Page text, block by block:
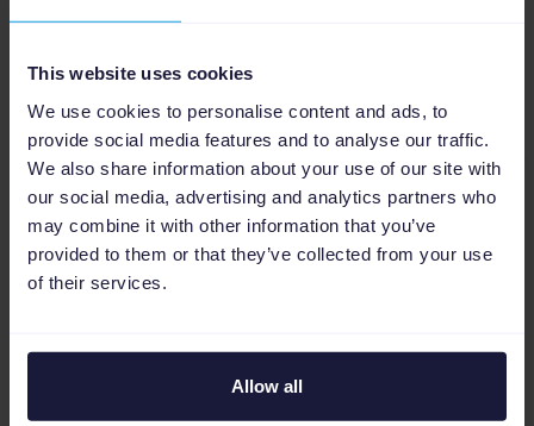
This website uses cookies
We use cookies to personalise content and ads, to
provide social media features and to analyse our traffic.
We also share information about your use of our site with
our social media, advertising and analytics partners who
may combine it with other information that you’ve
provided to them or that they’ve collected from your use
of their services.
Allow all
Nos derniers contenus sur